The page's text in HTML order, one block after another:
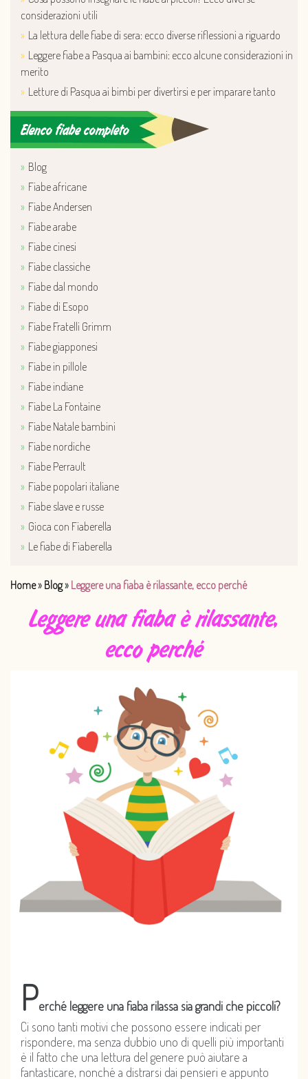
Home» Blog» Leggere una fiaba è rilassante, ecco perché
Leggere una fiaba è rilassante,
ecco perché
Perché leggere una fiaba rilassa sia grandi che piccoli?
Ci sono tanti motivi che possono essere indicati per
rispondere, ma senza dubbio uno di quelli più importanti
è il fatto che una lettura del genere può aiutare a
fantasticare, nonché a distrarsi dai pensieri e appunto
considerazioni utili
La lettura delle fiabe di sera: ecco diverse riflessioni a riguardo
Leggere fiabe a Pasqua ai bambini: ecco alcune considerazioni in
merito
Letture di Pasqua ai bimbi per divertirsi e per imparare tanto
Elenco fiabe completo
Blog
Fiabe africane
Fiabe Andersen
Fiabe arabe
Fiabe cinesi
Fiabe classiche
Fiabe dal mondo
Fiabe di Esopo
Fiabe Fratelli Grimm
Fiabe giapponesi
Fiabe in pillole
Fiabe indiane
Fiabe La Fontaine
Fiabe Natale bambini
Fiabe nordiche
Fiabe Perrault
Fiabe popolari italiane
Fiabe slave e russe
Gioca con Fiaberella
Le fiabe di Fiaberella